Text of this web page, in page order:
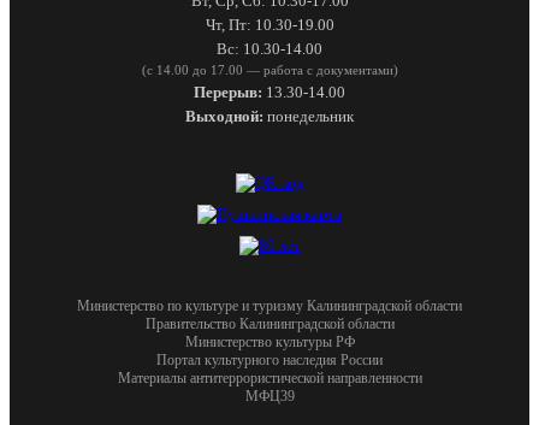
Чт, Пт: 10.30-19.00
Вс: 10.30-14.00
(с 14.00 до 17.00 — работа с документами)
Перерыв: 13.30-14.00
Выходной: понедельник
Министерство по культуре и туризму Калининградской области
Правительство Калининградской области
Министерство культуры РФ
Портал культурного наследия России
Материалы антитеррористической направленности
МФЦ39